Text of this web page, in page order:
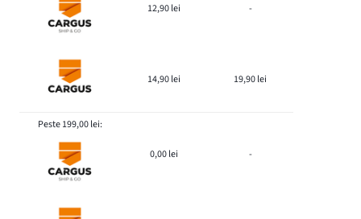
12,90 lei -
14,90 lei 19,90 lei
Peste 199,00 lei:
0,00 lei -